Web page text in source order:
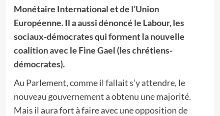
Monétaire International et de l’Union
Européenne. Il a aussi dénoncé le Labour, les
sociaux-démocrates qui forment la nouvelle
coalition avec le Fine Gael (les chrétiens-
démocrates).
Au Parlement, comme il fallait s’y attendre, le
nouveau gouvernement a obtenu une majorité.
Mais il aura fort à faire avec une opposition de